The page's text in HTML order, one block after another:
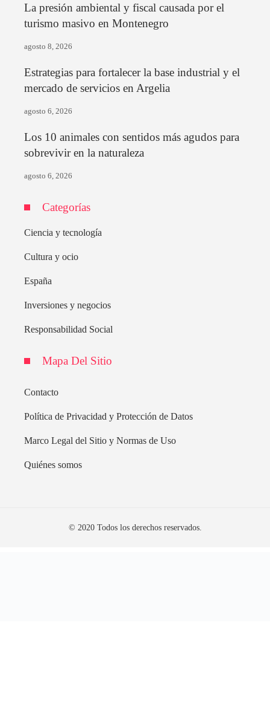
La presión ambiental y fiscal causada por el
turismo masivo en Montenegro
agosto 8, 2026
Estrategias para fortalecer la base industrial y el
mercado de servicios en Argelia
agosto 6, 2026
Los 10 animales con sentidos más agudos para
sobrevivir en la naturaleza
agosto 6, 2026
Categorías
Ciencia y tecnología
Cultura y ocio
España
Inversiones y negocios
Responsabilidad Social
Mapa Del Sitio
Contacto
Política de Privacidad y Protección de Datos
Marco Legal del Sitio y Normas de Uso
Quiénes somos
© 2020 Todos los derechos reservados.